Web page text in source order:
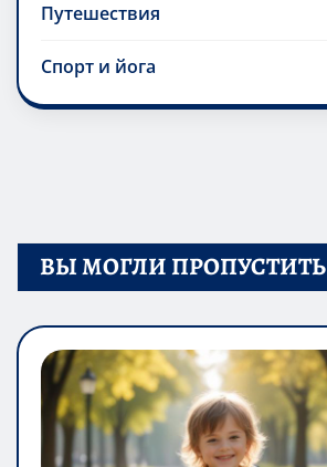
Путешествия
Спорт и йога
ВЫ МОГЛИ ПРОПУСТИТЬ